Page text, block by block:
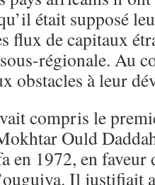
était supposé
flux de capitaux
régionale. Au
obstacles à leur
compris le
Ould
en 1972, en faveur
Il justifiait